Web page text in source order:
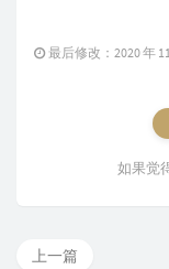
最后修改：2020 年
如果觉
上一篇